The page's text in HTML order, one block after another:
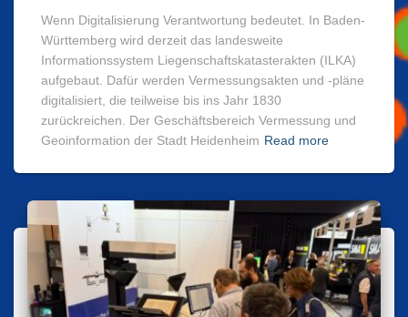
Wenn Digitalisierung Verantwortung bedeutet. In Baden-
Württemberg wird derzeit das landesweite
Informationssystem Liegenschaftskatasterakten (ILKA)
aufgebaut. Dafür werden Vermessungsakten und -pläne
digitalisiert, die teilweise bis ins Jahr 1830
zurückreichen. Der Geschäftsbereich Vermessung und
Geoinformation der Stadt Heidenheim Read more